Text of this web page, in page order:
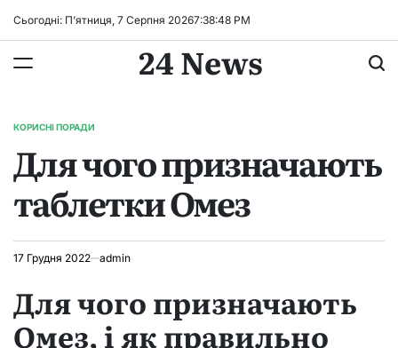
Сьогодні: П’ятниця, 7 Серпня 20267:38:49 PM
24 News
ОПУБЛІКУВАТИ
КОРИСНІ ПОРАДИ
Для чого призначають
таблетки Омез
17 Грудня 2022 admin
Для чого призначають
Омез, і як правильно